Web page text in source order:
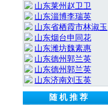
山东莱州赵卫卫
山东淄博李瑞英
山东省栖霞市林淑玉
山东烟台申同花
山东潍坊魏素惠
山东德州郭兰英
山东德州郭兰英
山东济南刘玉英
随 机 推 荐